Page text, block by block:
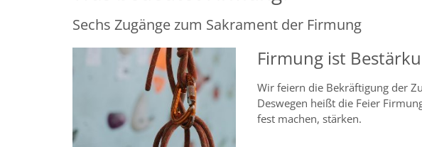
Sechs Zugänge zum Sakrament der Firmung
Firmung ist
Wir feiern die Bekräftigung der
Deswegen heißt die Feier
fest machen, stärken.